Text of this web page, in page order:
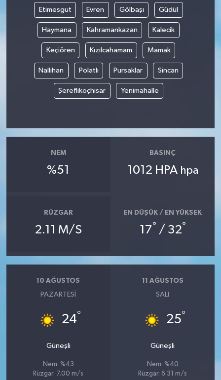
Etimesgut Evren Gölbaşı Güdül
Haymana Kahramankazan Kalecik
Keçiören Kızılcahamam Mamak
Nallıhan Polatlı Pursaklar Sincan
Şereflikoçhisar Yenimahalle
NEM
%51
BASINÇ
1012 HPA hpa
RÜZGAR
2.11 M/S
EN DÜŞÜK / EN YÜKSEK
17° / 32°
10 AĞUSTOS
PAZARTESI
24°
Güneşli
Nem: %43
Rüzgar: 7.00 m/s
11 AĞUSTOS
SALI
25°
Güneşli
Nem: %40
Rüzgar: 6.31 m/s